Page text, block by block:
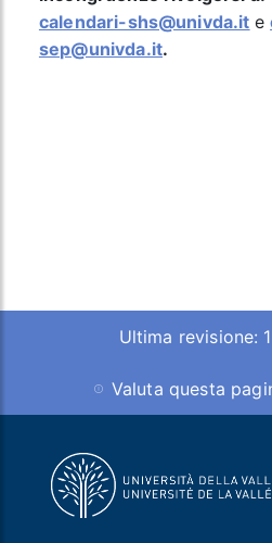
calendari-shs@univda.it e
sep@univda.it.
Ultima revisione:
Valuta questa